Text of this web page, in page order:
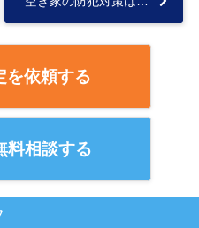
を依頼する
料相談する